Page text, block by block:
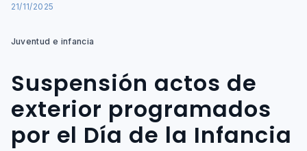
21/11/2025
Juventud e infancia
Suspensión actos de
exterior programados
por el Día de la Infancia